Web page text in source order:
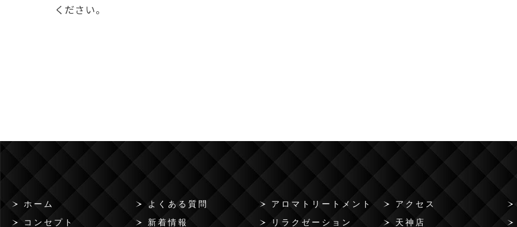
ください。
ホーム
コンセプト
よくある質問
新着情報
アロマトリートメント
リラクゼーション
アクセス
天神店